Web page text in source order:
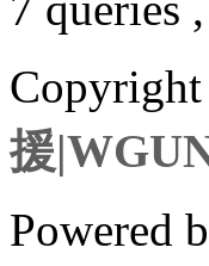
援
Powered